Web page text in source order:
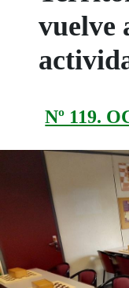
vuelve
Nº 119.